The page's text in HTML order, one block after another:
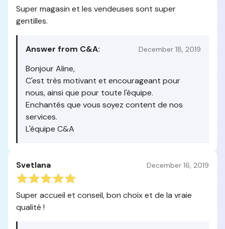
Super magasin et les vendeuses sont super
gentilles.
Answer from C&A: December 18, 2019
Bonjour Aline,
C'est très motivant et encourageant pour
nous, ainsi que pour toute l'équipe.
Enchantés que vous soyez content de nos
services.
L'équipe C&A
Svetlana December 16, 2019
Super accueil et conseil, bon choix et de la vraie
qualité !